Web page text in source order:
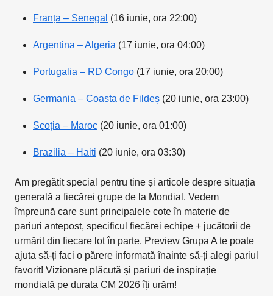
Franța – Senegal (16 iunie, ora 22:00)
Argentina – Algeria (17 iunie, ora 04:00)
Portugalia – RD Congo (17 iunie, ora 20:00)
Germania – Coasta de Fildeș (20 iunie, ora 23:00)
Scoția – Maroc (20 iunie, ora 01:00)
Brazilia – Haiti (20 iunie, ora 03:30)
Am pregătit special pentru tine și articole despre situația
generală a fiecărei grupe de la Mondial. Vedem
împreună care sunt principalele cote în materie de
pariuri antepost, specificul fiecărei echipe + jucătorii de
urmărit din fiecare lot în parte. Preview Grupa A te poate
ajuta să-ți faci o părere informată înainte să-ți alegi pariul
favorit! Vizionare plăcută și pariuri de inspirație
mondială pe durata CM 2026 îți urăm!